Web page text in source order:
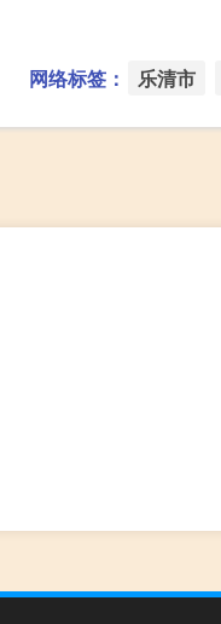
网络标签： 乐清市